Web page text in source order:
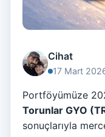
Cihat
17 Mart
Portföyümüze
Torunlar GYO
sonuçlarıyla